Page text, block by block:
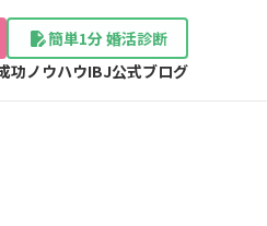
簡単1分 婚活診断
功ノウハウIBJ公式ブログ